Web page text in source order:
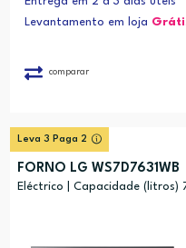
Levantamento em loja
comparar
Leva 3 Paga 2
FORNO LG WS7D7631WB
Eléctrico | Capacidade (litros)